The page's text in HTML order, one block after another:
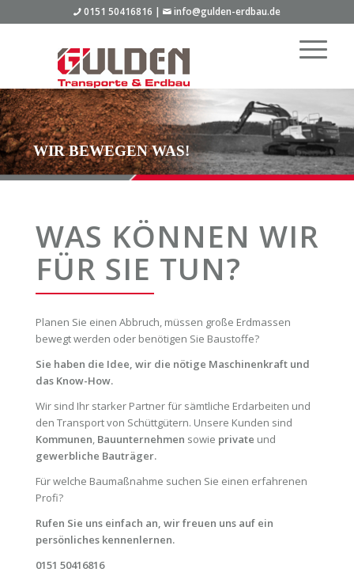
0151 50416816 | info@gulden-erdbau.de
WIR BEWEGEN WAS!
WAS KÖNNEN WIR
FÜR SIE TUN?
Planen Sie einen Abbruch, müssen große Erdmassen
bewegt werden oder benötigen Sie Baustoffe?
Sie haben die Idee, wir die nötige Maschinenkraft und
das Know-How.
Wir sind Ihr starker Partner für sämtliche Erdarbeiten und
den Transport von Schüttgütern. Unsere Kunden sind
Kommunen, Bauunternehmen sowie private und
gewerbliche Bauträger.
Für welche Baumaßnahme suchen Sie einen erfahrenen
Profi?
Rufen Sie uns einfach an, wir freuen uns auf ein
persönliches kennenlernen.
0151 50416816